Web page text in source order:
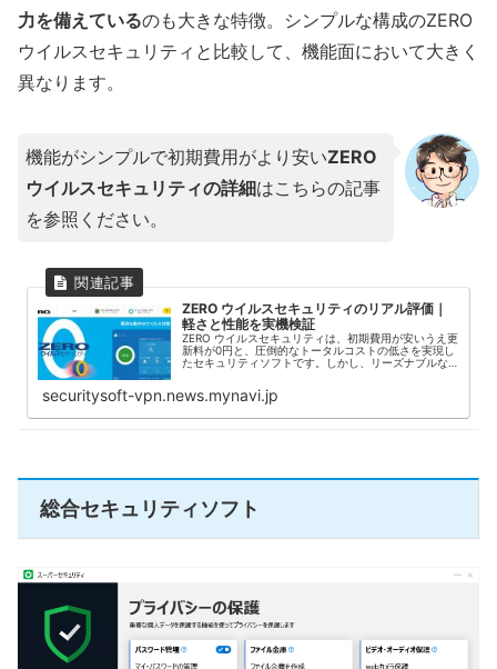
力を備えているのも大きな特徴。シンプルな構成のZERO
ウイルスセキュリティと比較して、機能面において大きく
異なります。
機能がシンプルで初期費用がより安いZERO
ウイルスセキュリティの詳細はこちらの記事
を参照ください。
ZERO ウイルスセキュリティのリアル評価｜
軽さと性能を実機検証
ZERO ウイルスセキュリティは、初期費用が安いうえ更
新料が0円と、圧倒的なトータルコストの低さを実現し
たセキュリティソフトです。しかし、リーズナブルな
っしゃるかもしれません。また、単にコスト...
securitysoft-vpn.news.mynavi.jp
総合セキュリティソフト